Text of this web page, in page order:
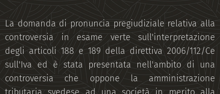
La domanda di pronuncia pregiudiziale relativa alla
controversia in esame verte sull'interpretazione
degli articoli 188 e 189 della direttiva 2006/112/Ce
sull'Iva ed è stata presentata nell'ambito di una
controversia che oppone la amministrazione